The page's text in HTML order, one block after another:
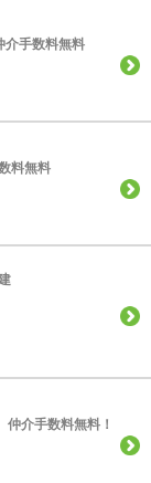
手数料無料
料無料
介手数料無料！